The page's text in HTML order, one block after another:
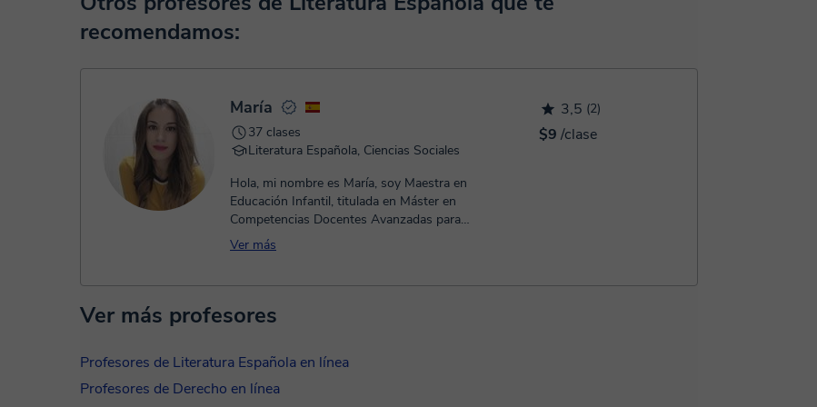
TPV virtual. Tienes dos opciones para efectuar el pago:
- Tarjeta de crédito.
Una vez realices el pago de la clase, recibirás un email de confirmación de la reserva.
recomendamos:
3,5 (2)
$9 /clase
María
37 clases
Literatura Española, Ciencias Sociales
Hola, mi nombre es María, soy Maestra en
Educación Infantil, titulada en Máster en
Competencias Docentes Avanzadas para
los niveles de Educación Infan...
Ver más
Ver más profesores
Profesores de Literatura Española en línea
Profesores de Derecho en línea